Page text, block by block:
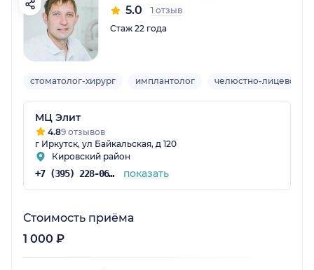
5.0
1 отзыв
Стаж 22 года
стоматолог-хирург имплантолог челюстно-лицевой
МЦ Элит
4.89 отзывов
г Иркутск, ул Байкальская, д 120
Кировский район
+7 (395) 228-06-28 показать
Стоимость приёма
1 000 ₽